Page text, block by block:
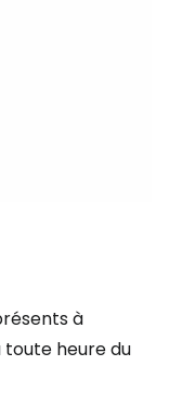
à
heure du